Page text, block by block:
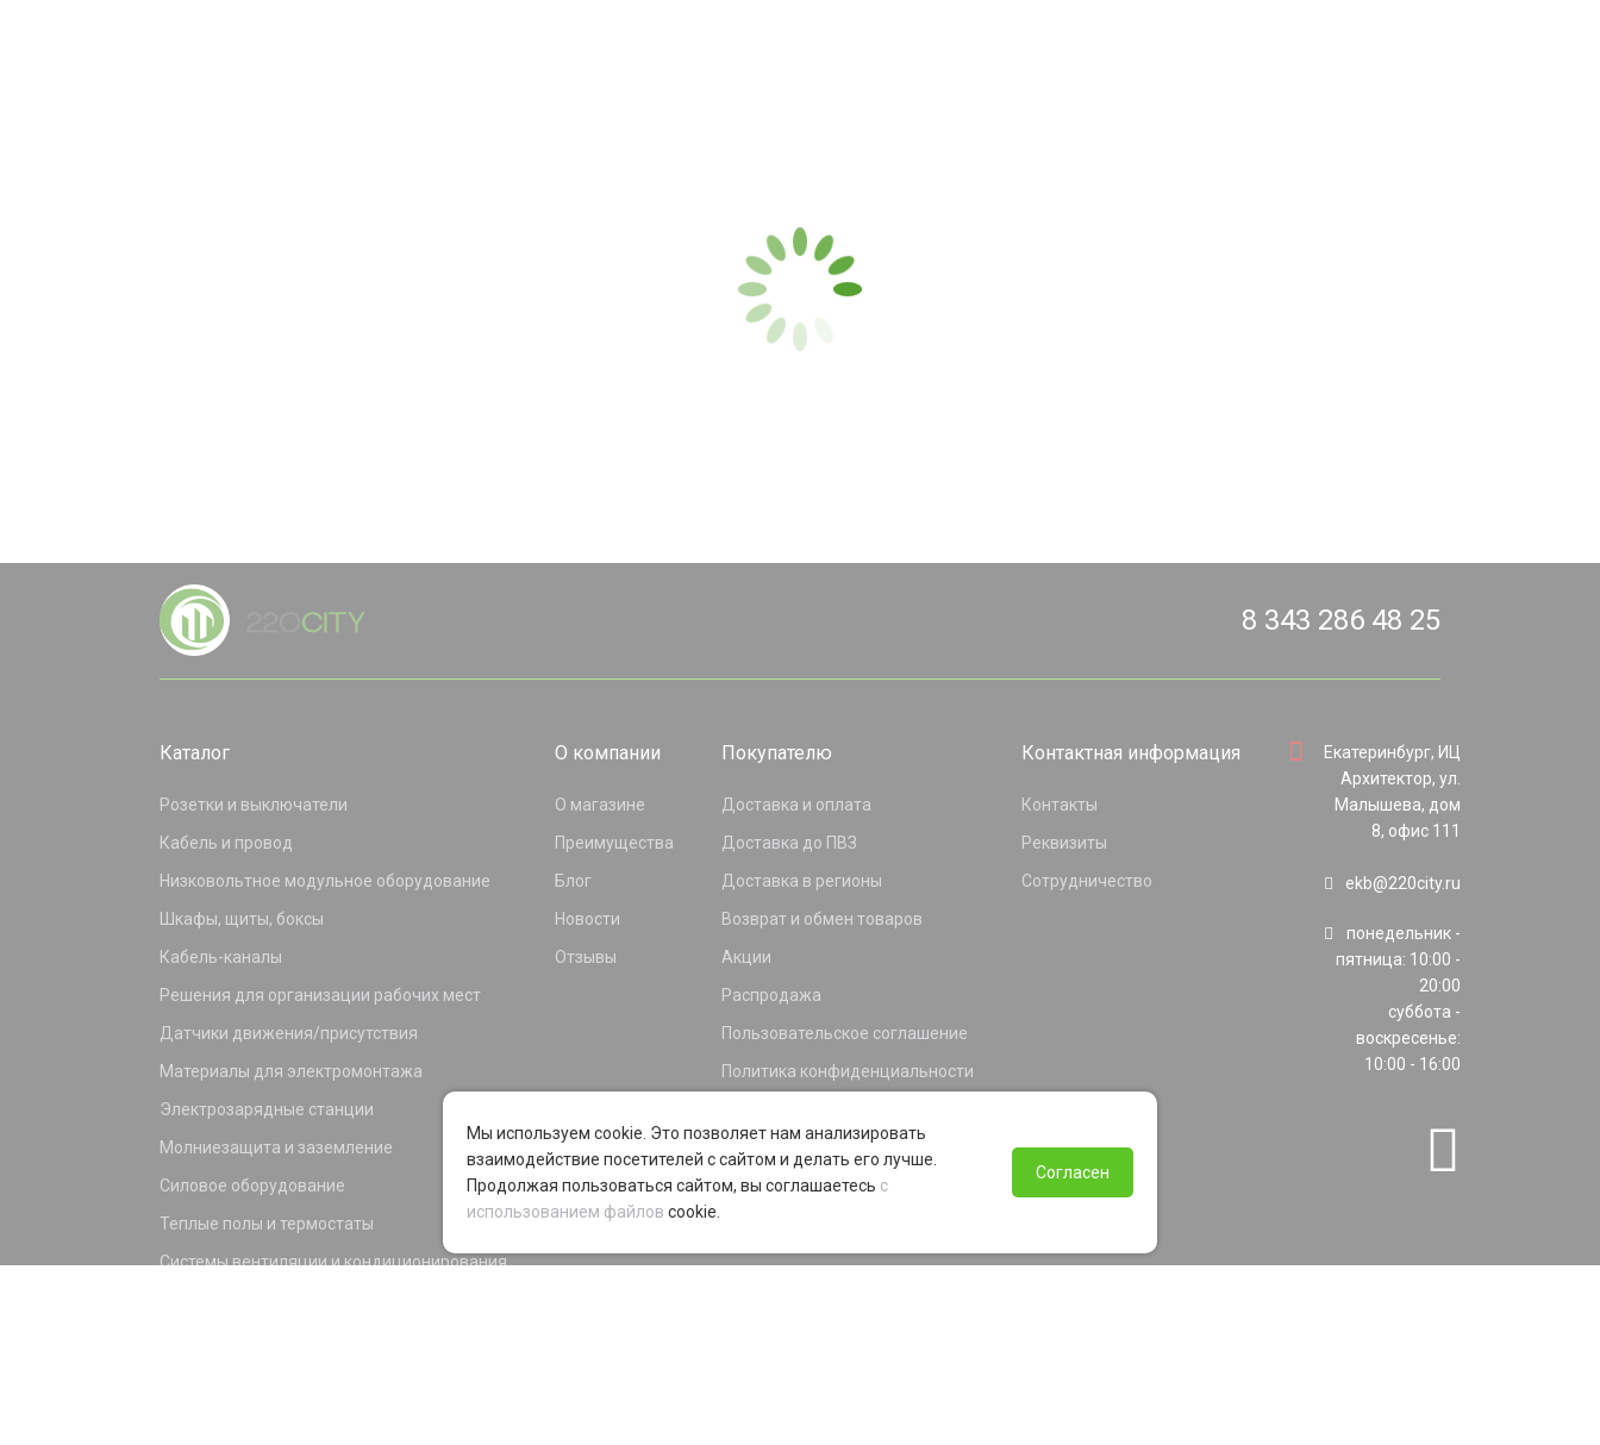
8 343 286 48 25
Каталог
Розетки и выключатели
Кабель и провод
Низковольтное модульное оборудование
Шкафы, щиты, боксы
Кабель-каналы
Решения для организации рабочих мест
Датчики движения/присутствия
Материалы для электромонтажа
Электрозарядные станции
Молниезащита и заземление
Силовое оборудование
Теплые полы и термостаты
Системы вентиляции и кондиционирования
О компании
О магазине
Преимущества
Блог
Новости
Отзывы
Покупателю
Доставка и оплата
Доставка до ПВЗ
Доставка в регионы
Возврат и обмен товаров
Акции
Распродажа
Пользовательское соглашение
Политика конфиденциальности
Программа лояльности
Контактная информация
Контакты
Реквизиты
Сотрудничество
Екатеринбург, ИЦ
Архитектор, ул.
Малышева, дом
8, офис 111
ekb@220city.ru
понедельник -
пятница: 10:00 -
20:00
суббота -
воскресенье:
10:00 - 16:00
Мы используем cookie. Это позволяет нам анализировать
взаимодействие посетителей с сайтом и делать его лучше.
Продолжая пользоваться сайтом, вы соглашаетесь с
использованием файлов cookie.
Согласен